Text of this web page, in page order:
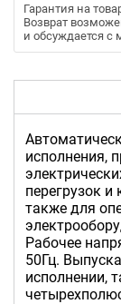
Гарантия на
Возврат
и обсуждается
исполнения,
перегрузок
также для
Рабочее
50Гц.
исполнении,